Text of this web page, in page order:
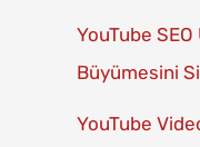
YouTube SEO
Büyümesini
YouTube